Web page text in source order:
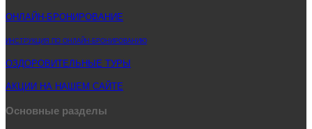
ОНЛАЙН-БРОНИРОВАНИЕ
ИНСТРУКЦИЯ ПО ОНЛАЙН-БРОНИРОВАНИЮ
ОЗДОРОВИТЕЛЬНЫЕ ТУРЫ
АКЦИИ НА НАШЕМ САЙТЕ
Основные разделы